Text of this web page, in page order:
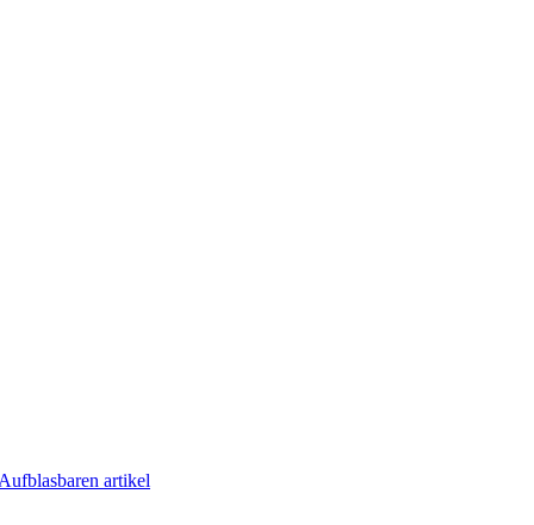
Aufblasbaren artikel